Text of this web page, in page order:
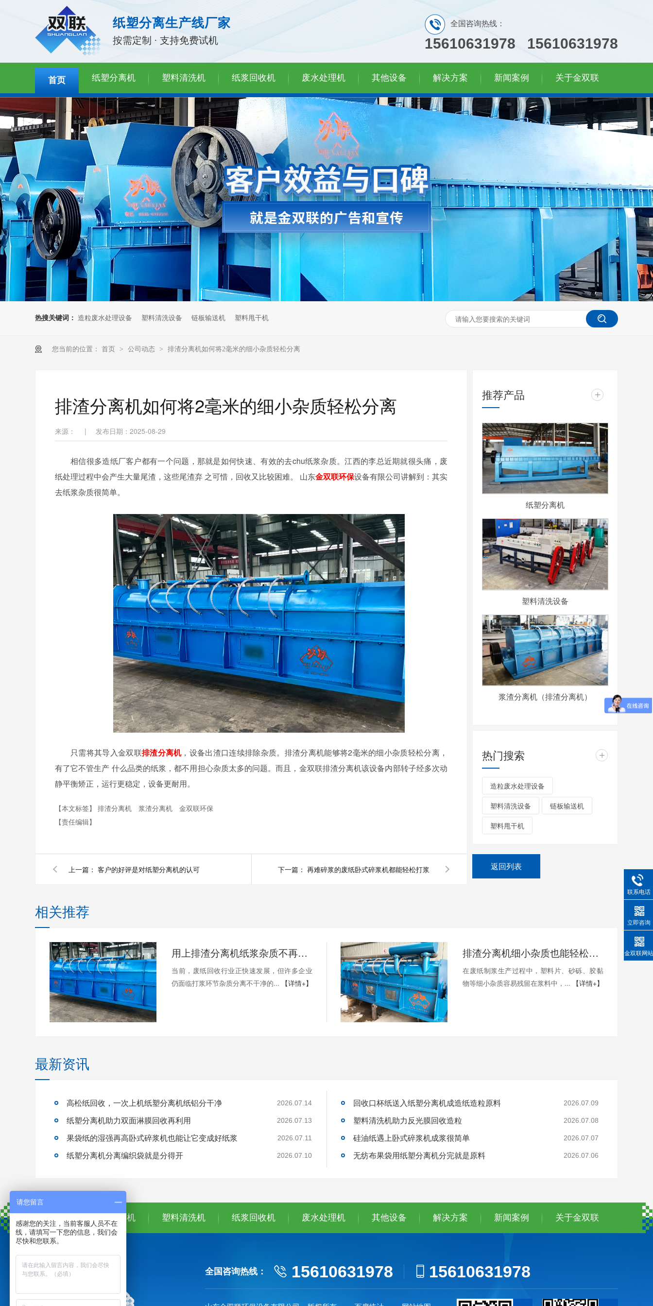
纸塑分离生产线厂家
按需定制 · 支持免费试机
全国咨询热线：
15610631978 15610631978
首页 纸塑分离机 塑料清洗机 纸浆回收机 废水处理机 其他设备 解决方案 新闻案例 关于金双联
热搜关键词： 造粒废水处理设备 塑料清洗设备 链板输送机 塑料甩干机
您当前的位置： 首页 > 公司动态 > 排渣分离机如何将2毫米的细小杂质轻松分离
排渣分离机如何将2毫米的细小杂质轻松分离
来源： | 发布日期：2025-08-29
相信很多造纸厂客户都有一个问题，那就是如何快速、有效的去chu纸浆杂质。江西的李总近期就很头痛， 废
纸处理过程中会产生大量尾渣，这些尾渣弃 之可惜， 回收又比较困难。 山东金双联环保设备有限公司讲解到： 其实
去纸浆杂质很简单。
只需将其导入金双联排渣分离机，设备出渣口连续排除杂质。排渣分离机能够将2毫米的细小杂质轻松分离，
有了它不管生产 什么品类的纸浆，都不用担心杂质太多的问题。而且，金双联排渣分离机该设备内部转子经多次动
静平衡矫正，运行更稳定，设备更耐用。
【本文标签】 排渣分离机 浆渣分离机
金双联环保
【责任编辑】
上一篇： 客户的好评是对纸塑分离机的认可 下一篇： 再难碎浆的废纸卧式碎浆机都能轻松打浆
推荐产品 +
纸塑分离机
塑料清洗设备
浆渣分离机（排渣分离机）
热门搜索 +
造粒废水处理设备
塑料清洗设备 链板输送机
塑料甩干机
返回列表
相关推荐
用上排渣分离机纸浆杂质不再难处理
当前，废纸回收行业正快速发展，但许多企业
仍面临打浆环节杂质分离不干净的...
【详情+】
排渣分离机细小杂质也能轻松排出
在废纸制浆生产过程中，塑料片、砂砾、胶黏
物等细小杂质容易残留在浆料中，...
【详情+】
最新资讯
高松纸回收，一次上机纸塑分离机纸铝分干净 2026.07.14
纸塑分离机助力双面淋膜回收再利用 2026.07.13
果袋纸的湿强再高卧式碎浆机也能让它变成好纸浆 2026.07.11
纸塑分离机分离编织袋就是分得开 2026.07.10
回收口杯纸送入纸塑分离机成造纸造粒原料 2026.07.09
塑料清洗机助力反光膜回收造粒 2026.07.08
硅油纸遇上卧式碎浆机成浆很简单 2026.07.07
无纺布果袋用纸塑分离机分完就是原料 2026.07.06
首页 纸塑分离机 塑料清洗机 纸浆回收机 废水处理机 其他设备 解决方案 新闻案例 关于金双联
全国咨询热线： 15610631978 15610631978
联系电话
立即咨询
金双联网站
请您留言
感谢您的关注，当前客服人员不在
线，请填写一下您的信息，我们会
尽快和您联系。